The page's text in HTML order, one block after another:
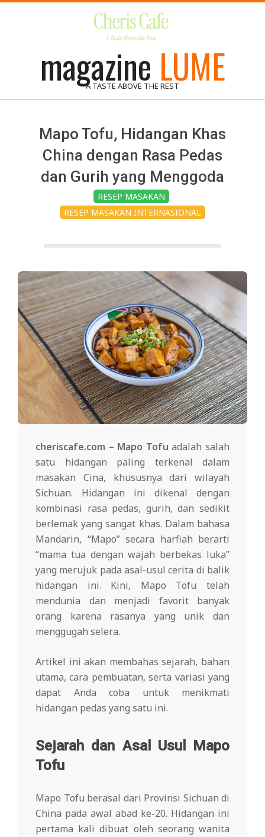
magazine LUME
A TASTE ABOVE THE REST
Mapo Tofu, Hidangan Khas
China dengan Rasa Pedas
dan Gurih yang Menggoda
RESEP MASAKAN
RESEP MASAKAN INTERNASIONAL
cheriscafe.com – Mapo Tofu adalah salah
satu hidangan paling terkenal dalam
masakan Cina, khususnya dari wilayah
Sichuan. Hidangan ini dikenal dengan
kombinasi rasa pedas, gurih, dan sedikit
berlemak yang sangat khas. Dalam bahasa
Mandarin, “Mapo” secara harfiah berarti
“mama tua dengan wajah berbekas luka”
yang merujuk pada asal-usul cerita di balik
hidangan ini. Kini, Mapo Tofu telah
mendunia dan menjadi favorit banyak
orang karena rasanya yang unik dan
menggugah selera.
Artikel ini akan membahas sejarah, bahan
utama, cara pembuatan, serta variasi yang
dapat Anda coba untuk menikmati
hidangan pedas yang satu ini.
Sejarah dan Asal Usul Mapo
Tofu
Mapo Tofu berasal dari Provinsi Sichuan di
China pada awal abad ke-20. Hidangan ini
pertama kali dibuat oleh seorang wanita